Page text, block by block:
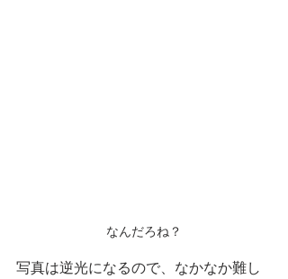
なんだろね？
写真は逆光になるので、なかなか難し